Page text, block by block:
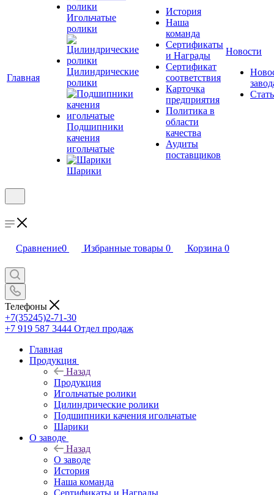
Главная
Игольчатые
ролики
Цилиндрические
ролики
Подшипники
качения
игольчатые
Шарики
История
Наша
команда
Сертификаты
и Награды
Сертификат
соответствия
Карточка
предприятия
Политика в
области
качества
Аудиты
поставщиков
Новости
Сравнение0 Избранные товары 0 Корзина 0
Телефоны
+7(35245)2-71-30
+7 919 587 3444 Отдел продаж
Главная
Продукция
Назад
Продукция
Игольчатые ролики
Цилиндрические ролики
Подшипники качения игольчатые
Шарики
О заводе
Назад
О заводе
История
Наша команда
Сертификаты и Награды